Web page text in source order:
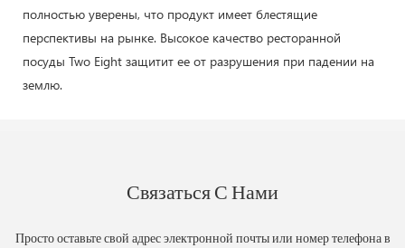
полностью уверены, что продукт имеет блестящие
перспективы на рынке. Высокое качество ресторанной
посуды Two Eight защитит ее от разрушения при падении на
землю.
Связаться С Нами
Просто оставьте свой адрес электронной почты или номер телефона в